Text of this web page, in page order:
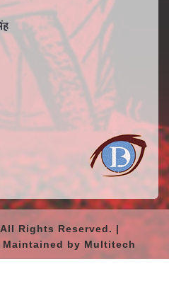
Rights Reserved. |
by Multitech